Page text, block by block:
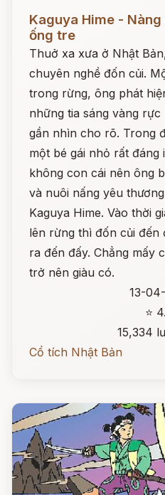
Kaguya Hime -
ống tre
Thuở xa xưa ở Nhật
chuyên nghề đốn củi.
trong rừng, ông phát
những tia sáng vàng
gần nhìn cho rõ. Trong
một bé gái nhỏ rất
không con cái nên ông
và nuôi nấng yêu
Kaguya Hime. Vào thời
lên rừng thì đốn củi đến
ra đến đấy. Chẳng mấy
trở nên giàu có.
13-
⭐
15,334
Cổ tích Nhật Bản